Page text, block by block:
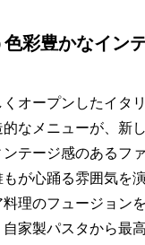
彩豊かなイン
オープンしたイタ
なメニューが、新
テージ感のあるフ
が心踊る雰囲気を
理のフュージョン
家製パスタから最